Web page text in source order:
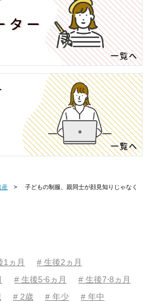
産
1ヵ月
# 生後2ヵ月
# 生後5⋅6ヵ月
# 生後7⋅8ヵ月
# 2歳 # 年少
# 年中